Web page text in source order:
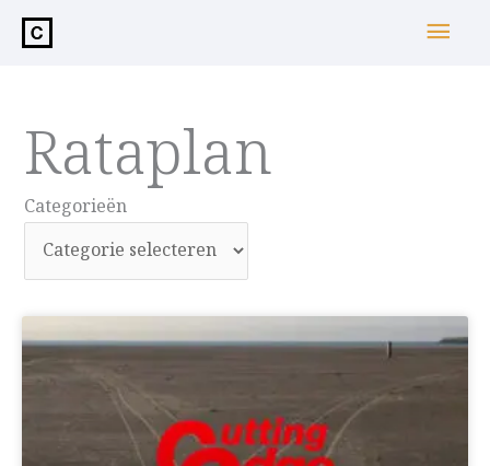
inhoud
Rataplan
Categorieën
Categorieën